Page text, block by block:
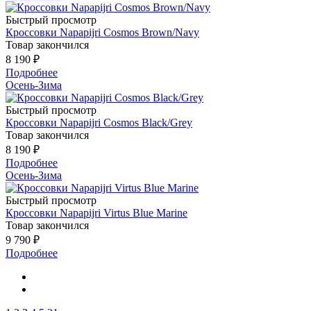
Быстрый просмотр
Кроссовки Napapijri Cosmos Brown/Navy
Товар закончился
8 190 ₽
Подробнее
Осень-Зима
Быстрый просмотр
Кроссовки Napapijri Cosmos Black/Grey
Товар закончился
8 190 ₽
Подробнее
Осень-Зима
Быстрый просмотр
Кроссовки Napapijri Virtus Blue Marine
Товар закончился
9 790 ₽
Подробнее